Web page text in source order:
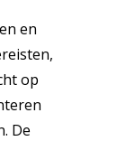
en
op
De